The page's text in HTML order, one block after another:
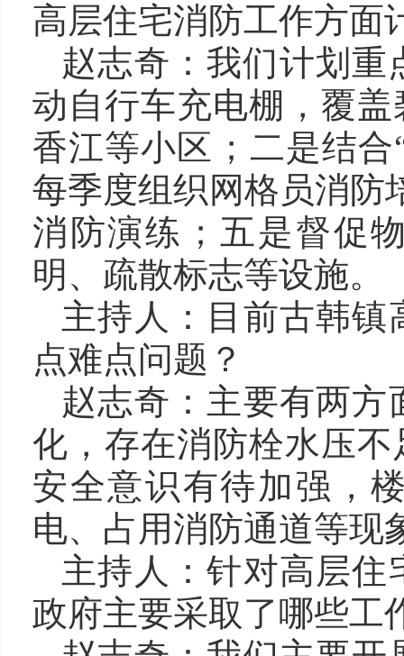
高层住宅消防工作方面
赵志奇：我们计划重
动自行车充电棚，覆
香江等小区；二是结
每季度组织网格员消防
消防演练；五是督促
明、疏散标志等设施。
主持人：目前古韩
点难点问题？
赵志奇：主要有两
化，存在消防栓水压
安全意识有待加强，
电、占用消防通道等现
主持人：针对高层
政府主要采取了哪些工